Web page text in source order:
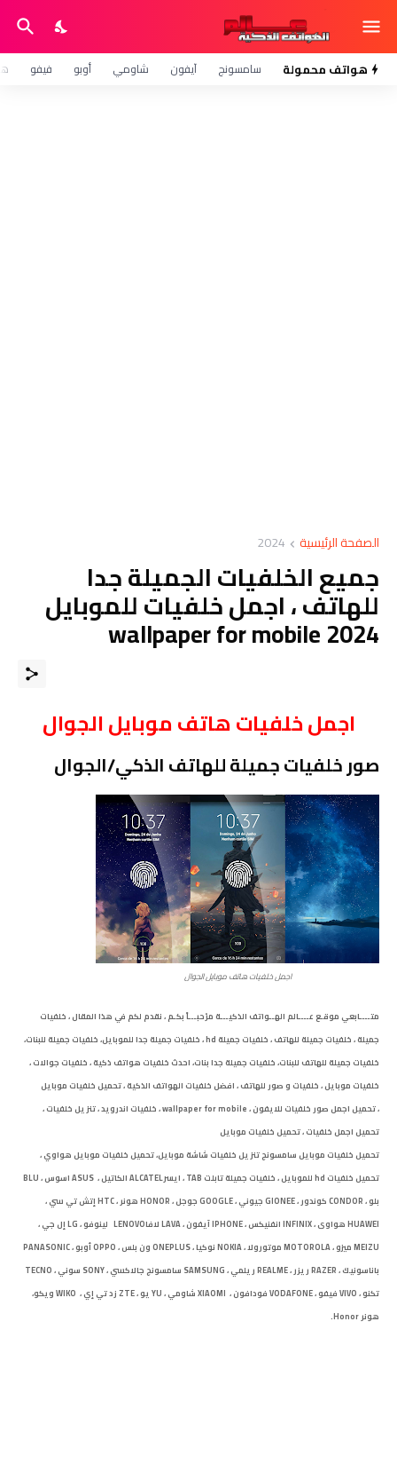
هواتف محمولة سامسونج آيفون شاومي أوبو فيفو
الصفحة الرئيسية 2024
جميع الخلفيات الجميلة جدا
للهاتف ، اجمل خلفيات للموبايل
wallpaper for mobile 2024
اجمل خلفيات هاتف موبايل الجوال
صور خلفيات جميلة للهاتف الذكي/الجوال
اجمل خلفيات هاتف موبايل الجوال
متــــابعي موقـع عــــالم الهــواتف الذكيـــة مرْحبـــاً بكـم ، نقدم لكم في هذا المقال ، خلفيات
جميلة ، خلفيات جميلة للهاتف ، خلفيات جميلة hd ، خلفيات جميلة جدا للموبايل، خلفيات جميلة للبنات،
خلفيات جميلة للهاتف للبنات، خلفيات جميلة جدا بنات، احدث خلفيات هواتف ذكية ، خلفيات جوالات ،
خلفيات موبايل ، خلفيات و صور للهاتف ، افضل خلفيات الهواتف الذكية ، تحميل خلفيات موبايل
، تحميل اجمل صور خلفيات للايفون ، wallpaper for mobile ، خلفيات اندرويد ، تنزيل خلفيات ،
تحميل اجمل خلفيات ، تحميل خلفيات موبايل
تحميل خلفيات موبايل سامسونج تنزيل خلفيات شاشة موبايل، تحميل خلفيات موبايل هواوي ،
تحميل خلفيات hd للموبايل ، خلفيات جميلة تابلت TAB ، ايسرALCATEL الكاتيل ، ASUS اسوس ، BLU
بلو ، CONDOR كوندور ، GIONEE جيوني ، GOOGLE جوجل ، HONOR هونر ، HTC إتش تي سي ،
HUAWEI هواوى ، INFINIX انفنيكس ، IPHONE آيفون ، LAVA لافاLENOVO لينوفو ، LG إل جي ،
MEIZU ميزو ، MOTOROLA موتورولا ، NOKIA نوكيا ، ONEPLUS ون بلس ، OPPO أوبو ، PANASONIC
باناسونيك ، RAZER ريزر ، REALME ريلمي ، SAMSUNG سامسونج جالاكسي ، SONY سوني ، TECNO
تكنو ، VIVO فيفو ، VODAFONE فودافون ، XIAOMI شاومي ، YU يو ، ZTE زد تي إي ، WIKO ويكو،
هونر Honor.